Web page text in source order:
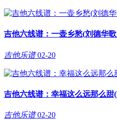
吉他六线谱：一壶乡愁(刘德华
吉他乐谱 02-20
吉他六线谱：幸福这么远那么甜
吉他乐谱 02-20